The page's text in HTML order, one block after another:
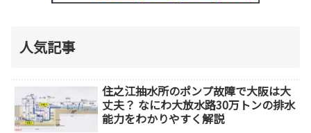
人気記事
住之江抽水所のポンプ故障で大阪は大
丈夫？ なにわ大放水路30万トンの排水
能力をわかりやすく解説